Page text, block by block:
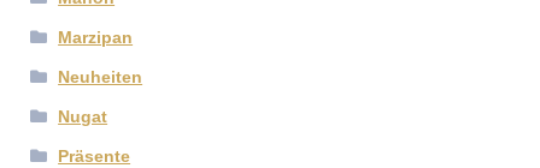
Marzipan
Neuheiten
Nugat
Präsente